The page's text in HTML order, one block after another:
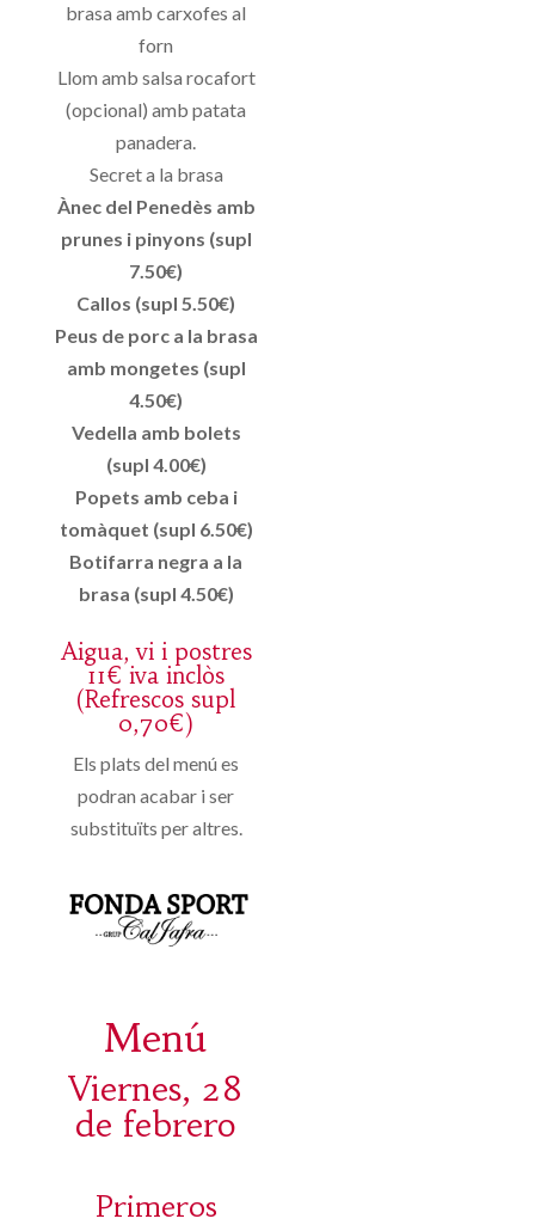
brasa amb carxofes al
forn
Llom amb salsa rocafort
(opcional) amb patata
panadera.
Secret a la brasa
Ànec del Penedès amb
prunes i pinyons (supl
7.50€)
Callos (supl 5.50€)
Peus de porc a la brasa
amb mongetes (supl
4.50€)
Vedella amb bolets
(supl 4.00€)
Popets amb ceba i
tomàquet (supl 6.50€)
Botifarra negra a la
brasa (supl 4.50€)
Aigua, vi i postres
11€ iva inclòs
(Refrescos supl
0,70€)
Els plats del menú es
podran acabar i ser
substituïts per altres.
Menú
Viernes, 28
de febrero
Primeros